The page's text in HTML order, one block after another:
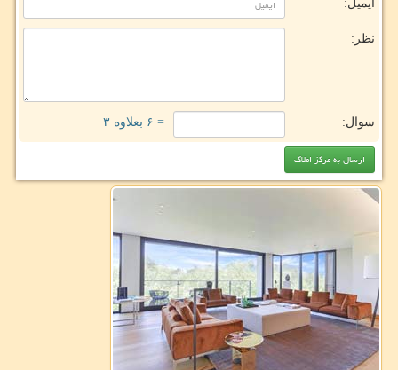
ایمیل:
نظر:
سوال: = ۶ بعلاوه ۳